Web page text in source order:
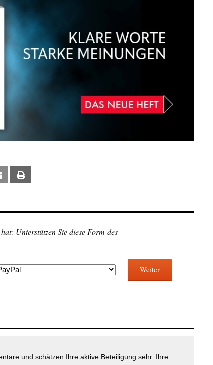
Email
Unterstützen Sie diese Form des
Weiter
und schätzen Ihre aktive Beteiligung sehr. Ihre